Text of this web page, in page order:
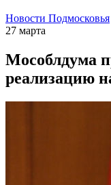
Новости Подмосковья
27 марта
Мособлдума
реализацию